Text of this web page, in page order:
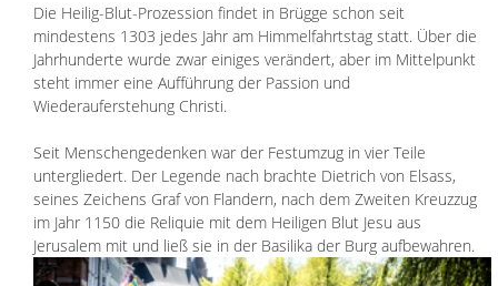
Die Heilig-Blut-Prozession findet in Brügge schon seit
mindestens 1303 jedes Jahr am Himmelfahrtstag statt. Über die
Jahrhunderte wurde zwar einiges verändert, aber im Mittelpunkt
steht immer eine Aufführung der Passion und
Wiederauferstehung Christi.
Seit Menschengedenken war der Festumzug in vier Teile
untergliedert. Der Legende nach brachte Dietrich von Elsass,
seines Zeichens Graf von Flandern, nach dem Zweiten Kreuzzug
im Jahr 1150 die Reliquie mit dem Heiligen Blut Jesu aus
Jerusalem mit und ließ sie in der Basilika der Burg aufbewahren.